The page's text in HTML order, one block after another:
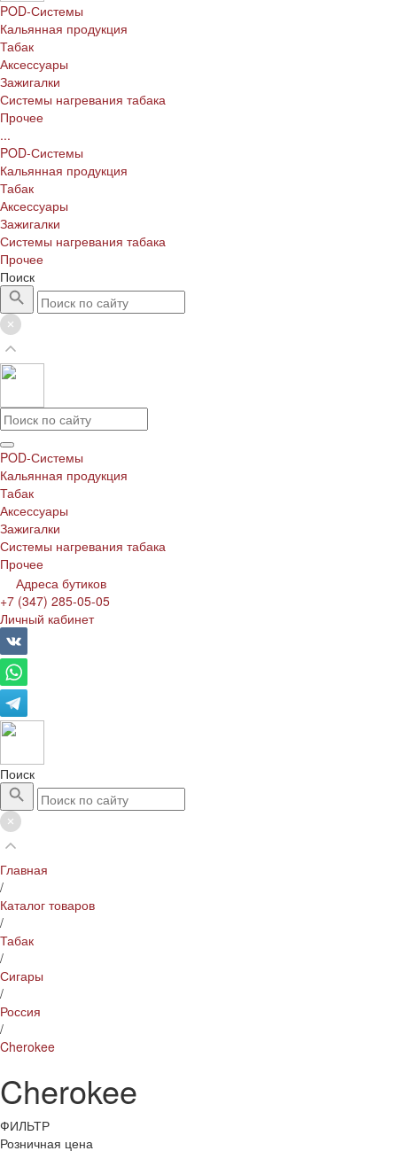
POD-Системы
Кальянная продукция
Табак
Аксессуары
Зажигалки
Системы нагревания табака
Прочее
...
POD-Системы
Кальянная продукция
Табак
Аксессуары
Зажигалки
Системы нагревания табака
Прочее
Поиск
POD-Системы
Кальянная продукция
Табак
Аксессуары
Зажигалки
Системы нагревания табака
Прочее
Адреса бутиков
+7 (347) 285-05-05
Личный кабинет
Поиск
Главная
/
Каталог товаров
/
Табак
/
Сигары
/
Россия
/
Cherokee
Cherokee
ФИЛЬТР
Розничная цена